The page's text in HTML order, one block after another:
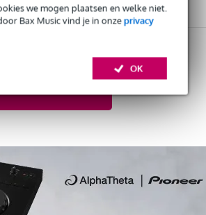
we mogen plaatsen en welke niet.
Bax Music vind je in onzeprivacy
OK
Gratis CO2-neutrale verzending
823-832 MHz